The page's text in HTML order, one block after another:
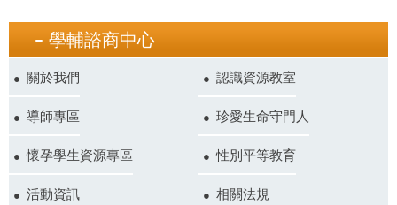
學輔諮商中心
關於我們 認識資源教室
導師專區 珍愛生命守門人
懷孕學生資源專區 性別平等教育
活動資訊 相關法規